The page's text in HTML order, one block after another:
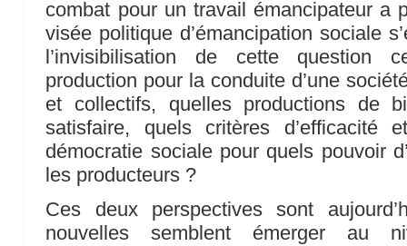
combat pour un travail émancipateur a
visée politique d’émancipation sociale
l’invisibilisation de cette question
production pour la conduite d’une
et collectifs, quelles productions de
satisfaire, quels critères d’efficacité
démocratie sociale pour quels pouvoir
les producteurs ?
Ces deux perspectives sont
nouvelles semblent émerger au